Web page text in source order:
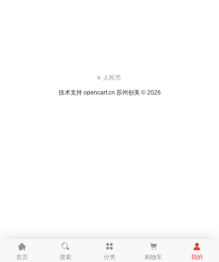
￥ 人民币
技术支持 opencart.cn 苏州创美 © 2026

首页

搜索

分类

购物车

我的